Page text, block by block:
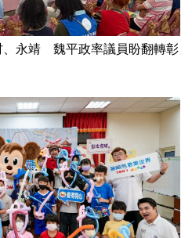
、永靖 魏平政率議員盼翻轉彰